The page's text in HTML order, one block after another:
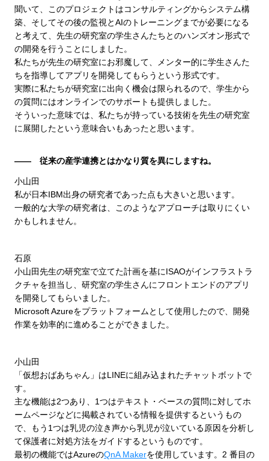
聞いて、このプロジェクトはコンサルティングからシステム構
築、そしてその後の監視とAIのトレーニングまでが必要になる
と考えて、先生の研究室の学生さんたちとのハンズオン形式で
の開発を行うことにしました。
私たちが先生の研究室にお邪魔して、メンター的に学生さんた
ちを指導してアプリを開発してもらうという形式です。
実際に私たちが研究室に出向く機会は限られるので、学生から
の質問にはオンラインでのサポートも提供しました。
そういった意味では、私たちが持っている技術を先生の研究室
に展開したという意味合いもあったと思います。
―― 従来の産学連携とはかなり質を異にしますね。
小山田
私が日本IBM出身の研究者であった点も大きいと思います。
一般的な大学の研究者は、このようなアプローチは取りにくい
かもしれません。
石原
小山田先生の研究室で立てた計画を基にISAOがインフラストラ
クチャを担当し、研究室の学生さんにフロントエンドのアプリ
を開発してもらいました。
Microsoft Azureをプラットフォームとして使用したので、開発
作業を効率的に進めることができました。
小山田
「仮想おばあちゃん」はLINEに組み込まれたチャットボットで
す。
主な機能は2つあり、1つはテキスト・ベースの質問に対してホ
ームページなどに掲載されている情報を提供するというもの
で、もう1つは乳児の泣き声から乳児が泣いている原因を分析し
て保護者に対処方法をガイドするというものです。
最初の機能ではAzureのQnA Makerを使用しています。2 番目の